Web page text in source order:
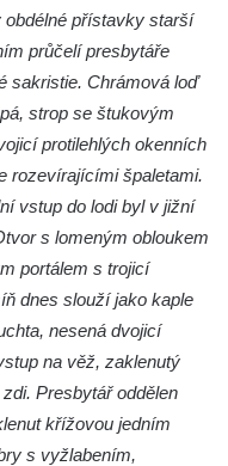
Lužice
kostel
ve
přístavky starší
průčelí presbytáře
sakristie. Chrámová loď
strop se štukovým
protilehlých okenních
rozevírajícími špaletami.
vstup do lodi byl v jižní
s lomeným obloukem
portálem s trojicí
dnes slouží jako kaple
nesená dvojicí
na věž, zaklenutý
Presbytář oddělen
křížovou jedním
s vyžlabením,